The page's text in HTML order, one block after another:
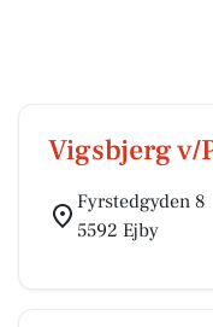
Vigsbjerg v/
Fyrstedgyden 8
5592 Ejby